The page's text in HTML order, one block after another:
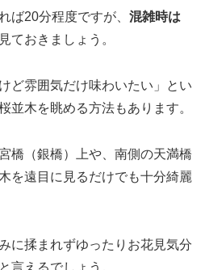
ば20分程度ですが、 混雑時は
ておきましょう。
ど雰囲気だけ味わいたい」とい
並木を眺める方法もあります。
橋（銀橋）上や、南側の天満橋
を遠目に見るだけでも十分綺麗
に揉まれずゆったりお花見気分